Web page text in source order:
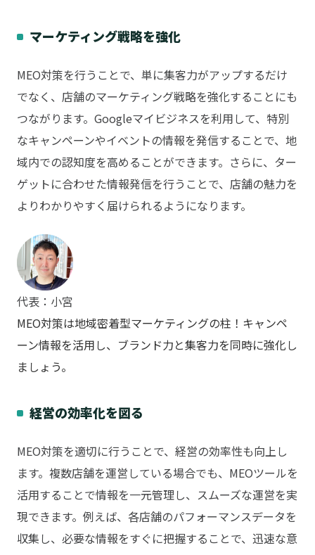
マーケティング戦略を強化
MEO対策を行うことで、単に集客力がアップするだけ
でなく、店舗のマーケティング戦略を強化することにも
つながります。Googleマイビジネスを利用して、特別
なキャンペーンやイベントの情報を発信することで、地
域内での認知度を高めることができます。さらに、ター
ゲットに合わせた情報発信を行うことで、店舗の魅力を
よりわかりやすく届けられるようになります。
代表：小宮
MEO対策は地域密着型マーケティングの柱！キャンペ
ーン情報を活用し、ブランド力と集客力を同時に強化し
ましょう。
経営の効率化を図る
MEO対策を適切に行うことで、経営の効率性も向上し
ます。複数店舗を運営している場合でも、MEOツールを
活用することで情報を一元管理し、スムーズな運営を実
現できます。例えば、各店舗のパフォーマンスデータを
収集し、必要な情報をすぐに把握することで、迅速な意